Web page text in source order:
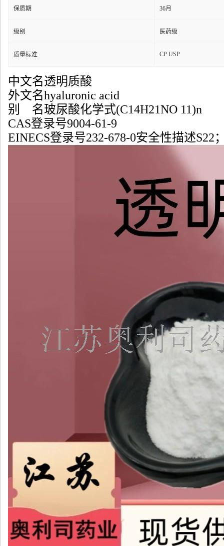
保质期 36月
级别 医药级
质量标准 CP USP
中文名透明质酸
外文名hyaluronic acid
别 名玻尿酸化学式(C14H21NO 11)n
CAS登录号9004-61-9
EINECS登录号232-678-0安全性描述S22